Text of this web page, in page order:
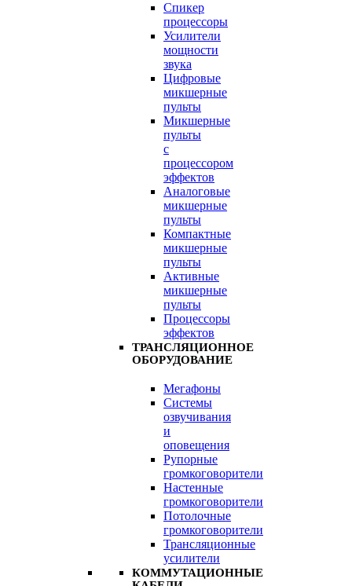
Спикер
процессоры
Усилители
мощности
звука
Цифровые
микшерные
пульты
Микшерные
пульты
с
процессором
эффектов
Аналоговые
микшерные
пульты
Компактные
микшерные
пульты
Активные
микшерные
пульты
Процессоры
эффектов
ТРАНСЛЯЦИОННОЕ
ОБОРУДОВАНИЕ
Мегафоны
Системы
озвучивания
и
оповещения
Рупорные
громкоговорители
Настенные
громкоговорители
Потолочные
громкоговорители
Трансляционные
усилители
КОММУТАЦИОННЫЕ